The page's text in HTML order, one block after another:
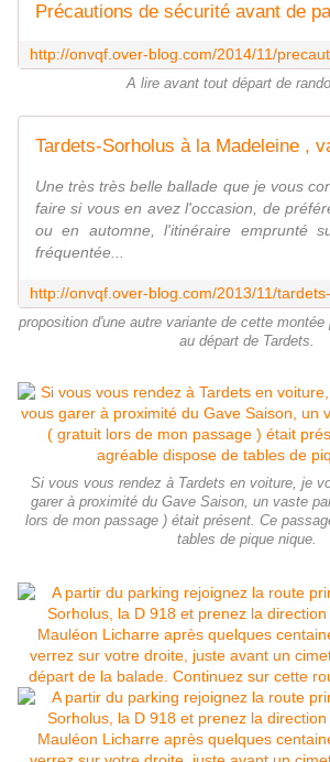
A lire avant tout départ de
Une très très belle ballade que je vous
faire si vous en avez l'occasion, de
ou en automne, l'itinéraire emprunté
fréquentée...
proposition d'une autre variante de cette montée
au départ de Tardets.
Si vous vous rendez à Tardets en voiture, je
garer à proximité du Gave Saison, un vaste
lors de mon passage ) était présent. Ce
tables de pique nique.